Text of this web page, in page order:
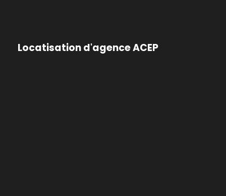
Locatisation d'agence ACEP